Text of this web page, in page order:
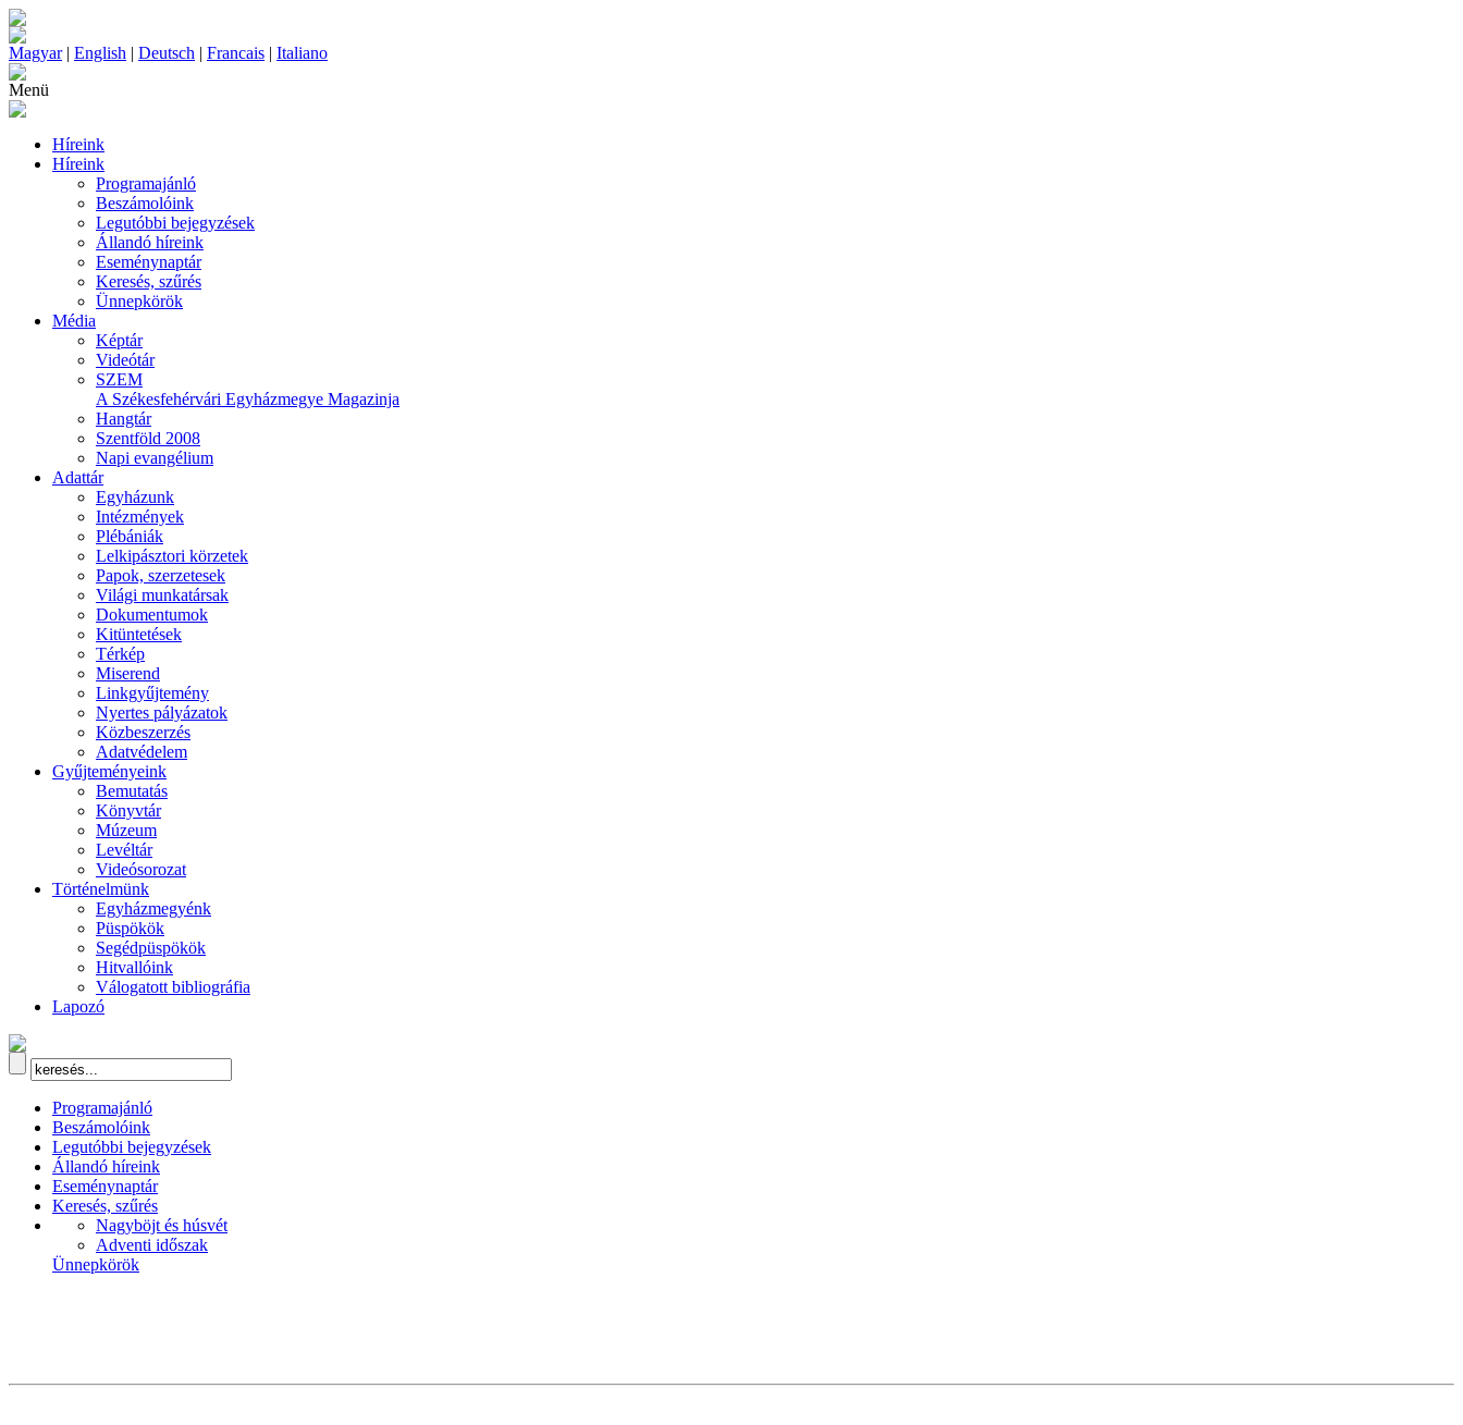
Magyar| English | Deutsch | Francais | Italiano
Menü
Híreink
Híreink
Programajánló
Beszámolóink
Legutóbbi bejegyzések
Állandó híreink
Eseménynaptár
Keresés, szűrés
Ünnepkörök
Média
Képtár
Videótár
SZEM
A Székesfehérvári Egyházmegye Magazinja
Hangtár
Szentföld 2008
Napi evangélium
Adattár
Egyházunk
Intézmények
Plébániák
Lelkipásztori körzetek
Papok, szerzetesek
Világi munkatársak
Dokumentumok
Kitüntetések
Térkép
Miserend
Linkgyűjtemény
Nyertes pályázatok
Közbeszerzés
Adatvédelem
Gyűjteményeink
Bemutatás
Könyvtár
Múzeum
Levéltár
Videósorozat
Történelmünk
Egyházmegyénk
Püspökök
Segédpüspökök
Hitvallóink
Válogatott bibliográfia
Lapozó
Programajánló
Beszámolóink
Legutóbbi bejegyzések
Állandó híreink
Eseménynaptár
Keresés, szűrés
Nagyböjt és húsvét
Adventi időszak
Ünnepkörök